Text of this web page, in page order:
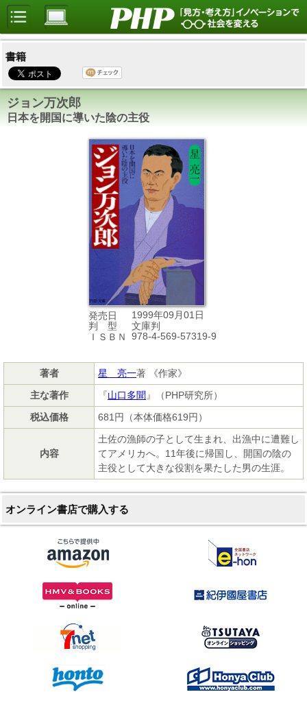
書籍
ジョン万次郎
日本を開国に導いた陰の主役
発売日
1999年09月01日
判 型
文庫判
ＩＳＢＮ
978-4-569-57319-9
著者 星 亮一著 《作家》
主な著作
『山口多聞 』（PHP研究所）
税込価格
681円（本体価格619円）
内容
土佐の漁師の子として生まれ、出漁中に遭難し
てアメリカへ。11年後に帰国し、開国の陰の
主役として大きな役割を果たした男の生涯。
オンライン書店で購入する